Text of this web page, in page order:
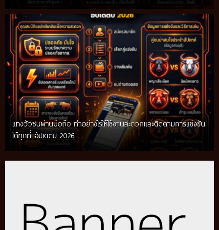
แทงวัวชนผ่านมือถือ ทำอย่างไรให้ใช้งานสะดวกและติดตามการแข่งขัน
ได้ทุกที่ อัปเดตปี 2026